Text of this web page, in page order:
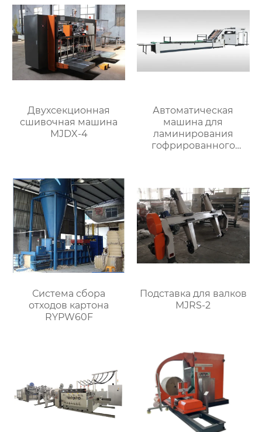
Двухсекционная
сшивочная машина
MJDX-4
Автоматическая
машина для
ламинирования
гофрированного
Система сбора
отходов картона
RYPW60F
Подставка для валков
MJRS-2